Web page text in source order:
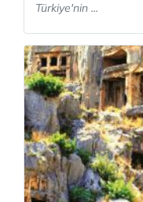
Türkiye'nin ...